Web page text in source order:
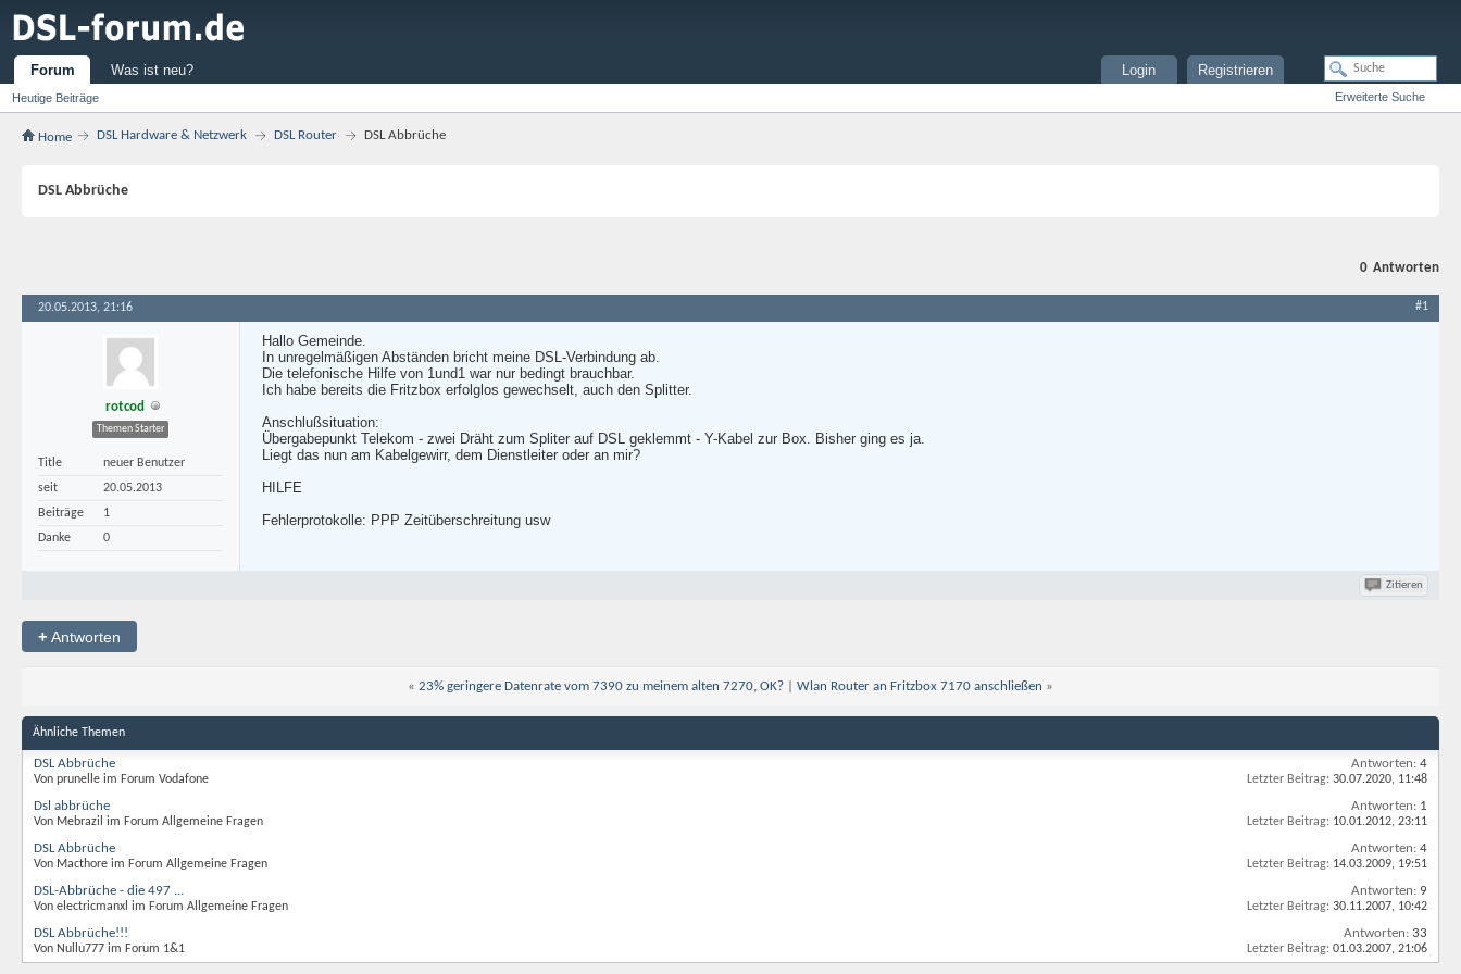
Forum
Heutige Beiträge
Was ist neu? Registrieren
Login
Erweiterte Suche
Home DSL Hardware & Netzwerk DSL Router DSL Abbrüche
DSL Abbrüche
0 Antworten
20.05.2013, 21:16 #1
rotcod
Themen Starter
Title
neuer Benutzer
seit
20.05.2013
Beiträge
1
Danke
0
Hallo Gemeinde.
In unregelmäßigen Abständen bricht meine DSL-Verbindung ab.
Die telefonische Hilfe von 1und1 war nur bedingt brauchbar.
Ich habe bereits die Fritzbox erfolglos gewechselt, auch den Splitter.
Anschlußsituation:
Übergabepunkt Telekom - zwei Dräht zum Spliter auf DSL geklemmt - Y-Kabel zur Box. Bisher ging es ja.
Liegt das nun am Kabelgewirr, dem Dienstleiter oder an mir?
HILFE
Fehlerprotokolle: PPP Zeitüberschreitung usw
Zitieren
+Antworten
« 23% geringere Datenrate vom 7390 zu meinem alten 7270, OK? Wlan Router an Fritzbox 7170 anschließen »
Ähnliche Themen
DSL Abbrüche
Von prunelle im Forum Vodafone
Antworten: 4
Letzter Beitrag: 30.07.2020, 11:48
Dsl abbrüche
Von Mebrazil im Forum Allgemeine Fragen
Antworten: 1
Letzter Beitrag: 10.01.2012, 23:11
DSL Abbrüche
Von Macthore im Forum Allgemeine Fragen
Antworten: 4
Letzter Beitrag: 14.03.2009, 19:51
DSL-Abbrüche - die 497 ...
Von electricmanxl im Forum Allgemeine Fragen
Antworten: 9
Letzter Beitrag: 30.11.2007, 10:42
DSL Abbrüche!!!
Von Nullu777 im Forum 1&1
Antworten: 33
Letzter Beitrag: 01.03.2007, 21:06